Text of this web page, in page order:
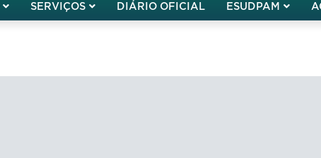
SERVIÇOS DIÁRIO OFICIAL ESUDPAM